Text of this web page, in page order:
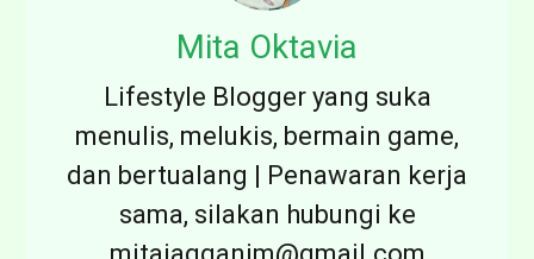
Mita Oktavia
Lifestyle Blogger yang suka
menulis, melukis, bermain game,
dan bertualang | Penawaran kerja
sama, silakan hubungi ke